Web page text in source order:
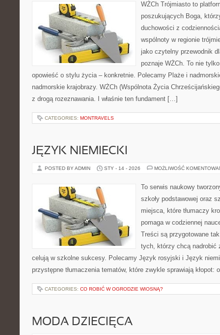
WŻCh Trójmiasto to
poszukujących Boga,
duchowości z
wspólnoty w regionie
jako czytelny przewodnik
poznaje WŻCh. To nie
opowieść o stylu życia – konkretnie. Polecamy Plaże i
nadmorskie krajobrazy. WŻCh (Wspólnota Życia
z drogą rozeznawania. I właśnie ten fundament […]
CATEGORIES: MONTRAVELS
JĘZYK NIEMIECKI
POSTED BY ADMIN STY - 14 - 2026 MOŻLIWOŚĆ
To serwis naukowy
szkoły podstawowej oraz
miejsca, które tłumaczy
pomaga w codziennej
Treści są przygotowane
tych, którzy chcą nadrobić
celują w szkolne sukcesy. Polecamy Język rosyjski i Język
przystępne tłumaczenia tematów, które zwykle sprawiają kłopot:
CATEGORIES: CO ROBIĆ W OGRODZIE WIOSNĄ?
MODA DZIECIĘCA